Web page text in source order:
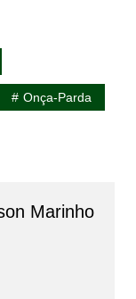
Onça-Parda
Marinho